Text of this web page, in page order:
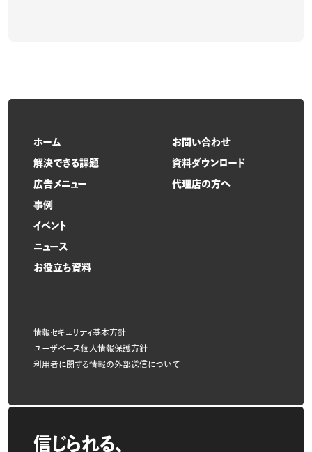
ホーム
解決できる課題
広告メニュー
事例
イベント
ニュース
お役立ち資料
お問い合わせ
資料ダウンロード
代理店の方へ
情報セキュリティ基本方針
ユーザベース個人情報保護方針
利用者に関する情報の外部送信について
信じられる、